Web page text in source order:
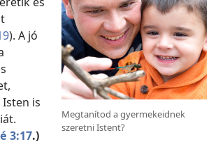
Megtanítod a gyermekeidnek
szeretni Istent?
). A jó
Isten is
3:17.)